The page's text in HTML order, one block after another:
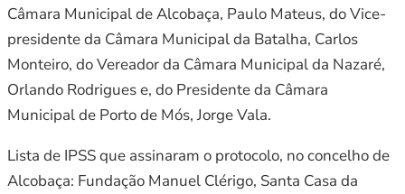
Câmara Municipal de Alcobaça, Paulo Mateus, do Vice-
presidente da Câmara Municipal da Batalha, Carlos
Monteiro, do Vereador da Câmara Municipal da Nazaré,
Orlando Rodrigues e, do Presidente da Câmara
Municipal de Porto de Mós, Jorge Vala.
Lista de IPSS que assinaram o protocolo, no concelho de
Alcobaça: Fundação Manuel Clérigo, Santa Casa da